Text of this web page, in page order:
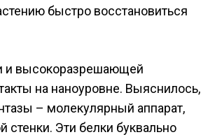
быстро восстановиться
и высокоразрешающей
на наноуровне. Выяснилось,
– молекулярный аппарат,
Эти белки буквально